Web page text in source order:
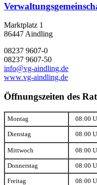
Marktplatz 1
86447 Aindling
08237 9607-0
08237 9607-50
info@vg-aindling.de
www.vg-aindling.de
Öffnungszeiten des
Montag 08:00
Dienstag 08:00
Mittwoch 08:00
Donnerstag 08:00
Freitag 08:00